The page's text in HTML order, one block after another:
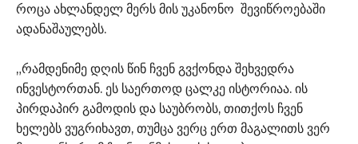
როცა ახლანდელ მერს მის უკანონო შევიწროებაში
ადანაშაულებს.
„რამდენიმე დღის წინ ჩვენ გვქონდა შეხვედრა
ინვესტორთან. ეს საერთოდ ცალკე ისტორიაა. ის
პირდაპირ გამოდის და საუბრობს, თითქოს ჩვენ
ხელებს ვუგრიხავთ, თუმცა ვერც ერთ მაგალითს ვერ